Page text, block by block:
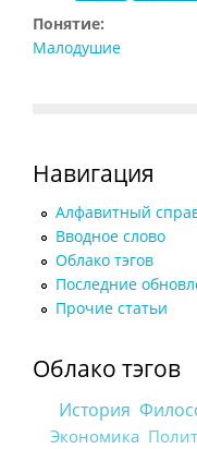
Понятие:
Малодушие
Навигация
Алфавитный
Вводное слово
Облако тэгов
Последние
Прочие статьи
Облако тэгов
История
Экономика